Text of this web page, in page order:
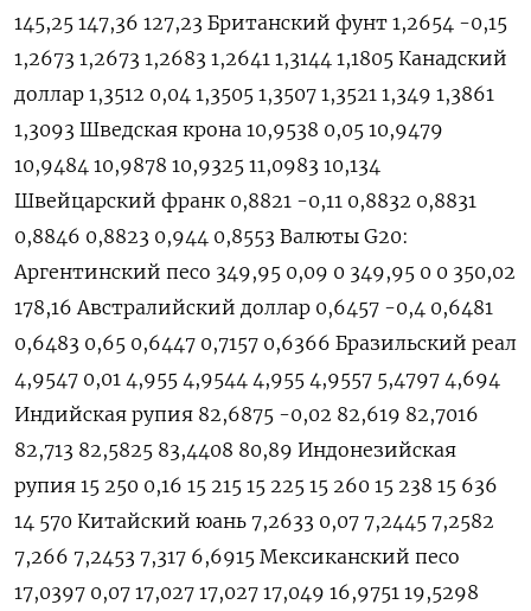
145,25 147,36 127,23 Британский фунт 1,2654 -0,15
1,2673 1,2673 1,2683 1,2641 1,3144 1,1805 Канадский
доллар 1,3512 0,04 1,3505 1,3507 1,3521 1,349 1,3861
1,3093 Шведская крона 10,9538 0,05 10,9479
10,9484 10,9878 10,9325 11,0983 10,134
Швейцарский франк 0,8821 -0,11 0,8832 0,8831
0,8846 0,8823 0,944 0,8553 Валюты G20:
Аргентинский песо 349,95 0,09 0 349,95 0 0 350,02
178,16 Австралийский доллар 0,6457 -0,4 0,6481
0,6483 0,65 0,6447 0,7157 0,6366 Бразильский реал
4,9547 0,01 4,955 4,9544 4,955 4,9557 5,4797 4,694
Индийская рупия 82,6875 -0,02 82,619 82,7016
82,713 82,5825 83,4408 80,89 Индонезийская
рупия 15 250 0,16 15 215 15 225 15 260 15 238 15 636
14 570 Китайский юань 7,2633 0,07 7,2445 7,2582
7,266 7,2453 7,317 6,6915 Мексиканский песо
17,0397 0,07 17,027 17,027 17,049 16,9751 19,5298